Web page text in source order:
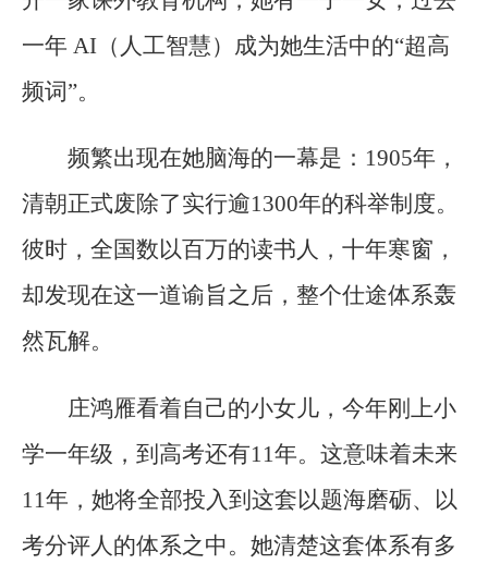
一年 AI（人工智慧）成为她生活中的“超高
频词”。
频繁出现在她脑海的一幕是：1905年，
清朝正式废除了实行逾1300年的科举制度。
彼时，全国数以百万的读书人，十年寒窗，
却发现在这一道谕旨之后，整个仕途体系轰
然瓦解。
庄鸿雁看着自己的小女儿，今年刚上小
学一年级，到高考还有11年。这意味着未来
11年，她将全部投入到这套以题海磨砺、以
考分评人的体系之中。她清楚这套体系有多